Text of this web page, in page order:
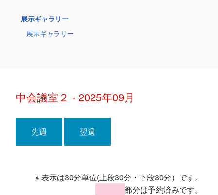
展示ギャラリー
展示ギャラリー
中会議室２ - 2025年09月
先週 翌週
※ 表示は30分単位(上段30分・下段30分）です。
部分は予約済みです。